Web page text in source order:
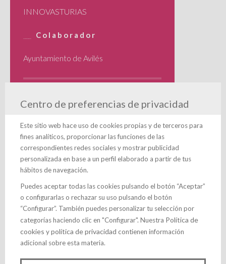
INNOVASTURIAS
Colaborador
Ayuntamiento de Avilés
Centro de preferencias de privacidad
Este sitio web hace uso de cookies propias y de terceros para
fines analíticos, proporcionar las funciones de las
correspondientes redes sociales y mostrar publicidad
personalizada en base a un perfil elaborado a partir de tus
hábitos de navegación.
Puedes aceptar todas las cookies pulsando el botón “Aceptar”
o configurarlas o rechazar su uso pulsando el botón
“Configurar”. También puedes personalizar tu selección por
categorías haciendo clic en "Configurar". Nuestra Política de
cookies ypolítica de privacidad contienen información
adicional sobre esta materia.